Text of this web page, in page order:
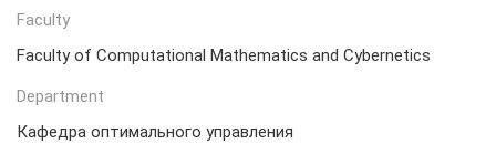
Faculty
Faculty of Computational Mathematics and Cybernetics
Department
Кафедра оптимального управления